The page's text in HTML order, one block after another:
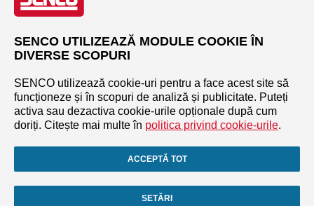
SENCO UTILIZEAZĂ MODULE COOKIE ÎN
DIVERSE SCOPURI
SENCO utilizează cookie-uri pentru a face acest site să
funcționeze și în scopuri de analiză și publicitate. Puteți
activa sau dezactiva cookie-urile opționale după cum
doriți. Citește mai multe în politica privind cookie-urile.
ACCEPTĂ TOT
SETĂRI